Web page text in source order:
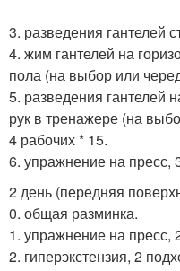
3. разведения гантелей
4. жим гантелей на
пола (на выбор или
5. разведения гантелей
рук в тренажере (на
4 рабочих * 15.
6. упражнение на пресс,
2 день (передняя
0. общая разминка.
1. упражнение на пресс,
2. гиперэкстензия, 2